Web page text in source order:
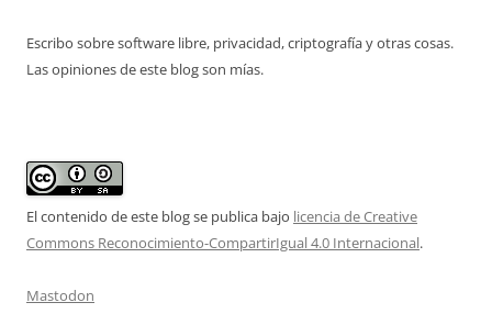
Escribo sobre software libre, privacidad, criptografía y otras cosas.
Las opiniones de este blog son mías.
El contenido de este blog se publica bajo licencia de Creative
Commons Reconocimiento-CompartirIgual 4.0 Internacional.
Mastodon